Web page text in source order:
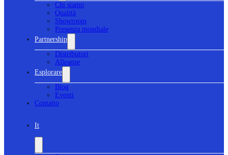
Chi siamo
Qualità
Showroom
Presenza mondiale
Partnership
Distributori
Alleanze
Esplorare
Blog
Eventi
Contatto
It